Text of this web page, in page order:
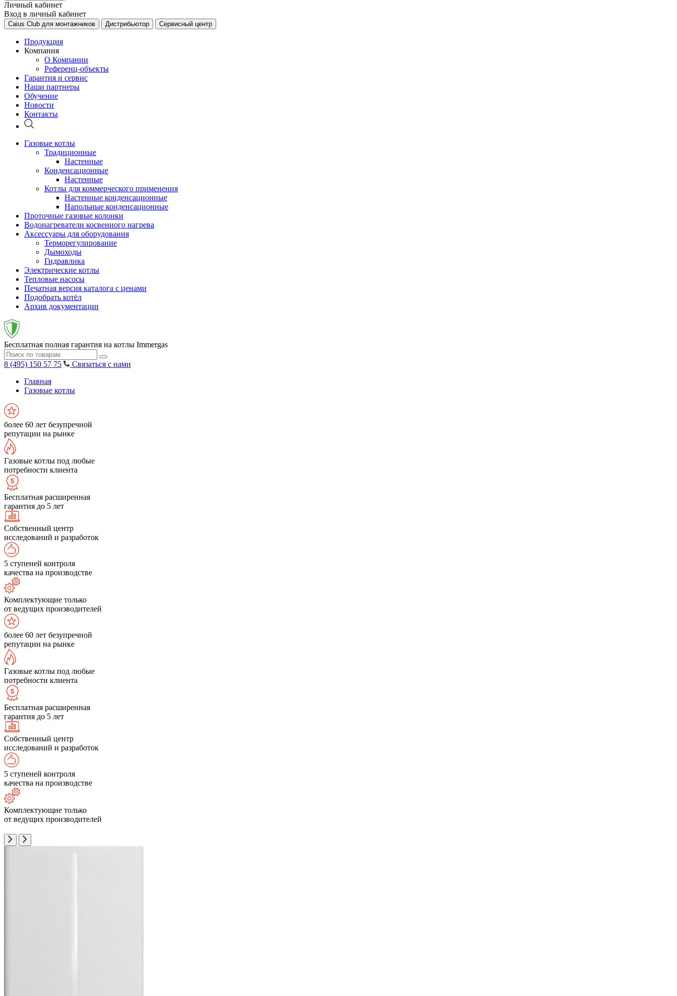
Личный кабинет
Вход в личный кабинет
Caius Club для монтажников Дистрибьютор Сервисный центр
Продукция
Компания
О Компании
Референц-объекты
Гарантия и сервис
Наши партнеры
Обучение
Новости
Контакты
Газовые котлы
Традиционные
Настенные
Конденсационные
Настенные
Котлы для коммерческого применения
Настенные конденсационные
Напольные конденсационные
Проточные газовые колонки
Водонагреватели косвенного нагрева
Аксессуары для оборудования
Терморегулирование
Дымоходы
Гидравлика
Электрические котлы
Тепловые насосы
Печатная версия каталога с ценами
Подобрать котёл
Архив документации
Бесплатная полная гарантия на котлы Immergas
8 (495) 150 57 75
Связаться с нами
Главная
Газовые котлы
более 60 лет безупречной
репутации на рынке
Газовые котлы под любые
потребности клиента
Бесплатная расширенная
гарантия до 5 лет
Собственный центр
исследований и разработок
5 ступеней контроля
качества на производстве
Комплектующие только
от ведущих производителей
более 60 лет безупречной
репутации на рынке
Газовые котлы под любые
потребности клиента
Бесплатная расширенная
гарантия до 5 лет
Собственный центр
исследований и разработок
5 ступеней контроля
качества на производстве
Комплектующие только
от ведущих производителей